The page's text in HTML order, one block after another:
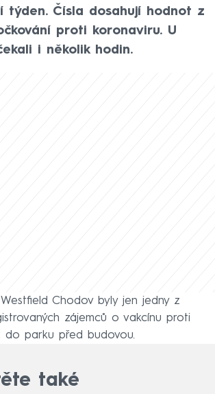
týden. Čísla dosahují hodnot z
proti koronaviru. U
i několik hodin.
Chodov byly jen jedny z
zájemců o vakcínu proti
do parku před budovou.
také